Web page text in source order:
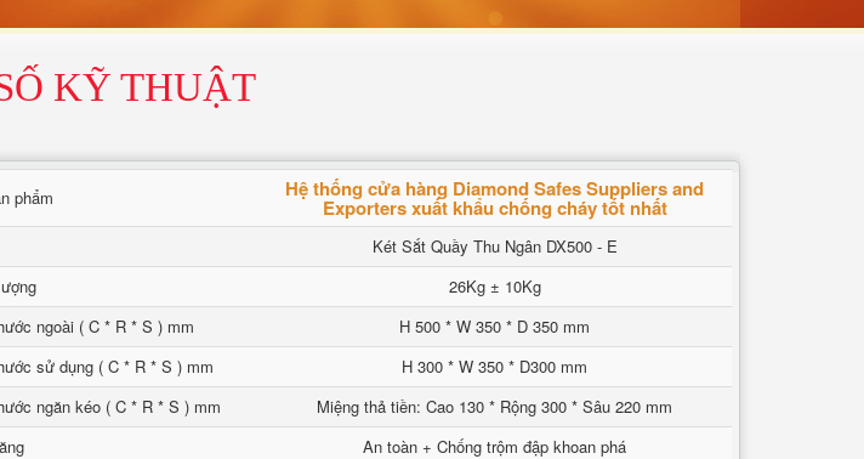
KỸ THUẬT
phẩm Hệ thống cửa hàng Diamond Safes Suppliers and
Exporters xuất khẩu chống cháy tốt nhất
Két Sắt Quầy Thu Ngân DX500 - E
26Kg ± 10Kg
ngoài ( C * R * S ) mm
H 500 * W 350 * D 350 mm
sử dụng ( C * R * S ) mm
H 300 * W 350 * D300 mm
ngăn kéo ( C * R * S ) mm
Miệng thả tiền: Cao 130 * Rộng 300 * Sâu 220 mm
An toàn + Chống trộm đập khoan phá